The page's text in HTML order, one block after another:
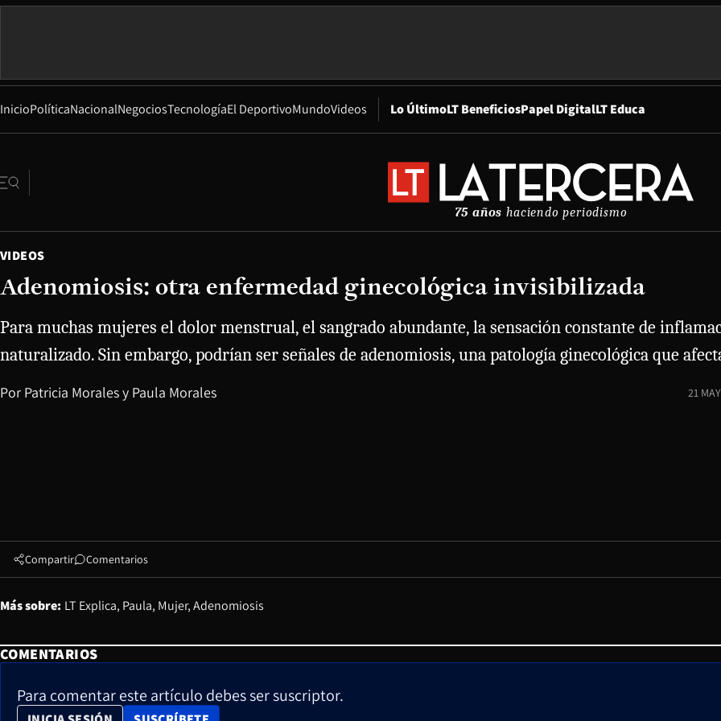
InicioPolíticaNacionalNegociosTecnologíaEl DeportivoMundoVideos Lo ÚltimoLT BeneficiosPapel DigitalOpens in new window
LT Educa
75 años haciendo periodismo
VIDEOS
Adenomiosis: otra enfermedad ginecológica invisibilizada
Para muchas mujeres el dolor menstrual, el sangrado abundante, la sensación constante de
naturalizado. Sin embargo, podrían ser señales de adenomiosis, una patología ginecológica que
Por Patricia Moralesy Paula Morales 21
Compartir Comentarios
Más sobre: LT Explica Paula Mujer Adenomiosis
COMENTARIOS
Para comentar este artículo debes ser suscriptor.